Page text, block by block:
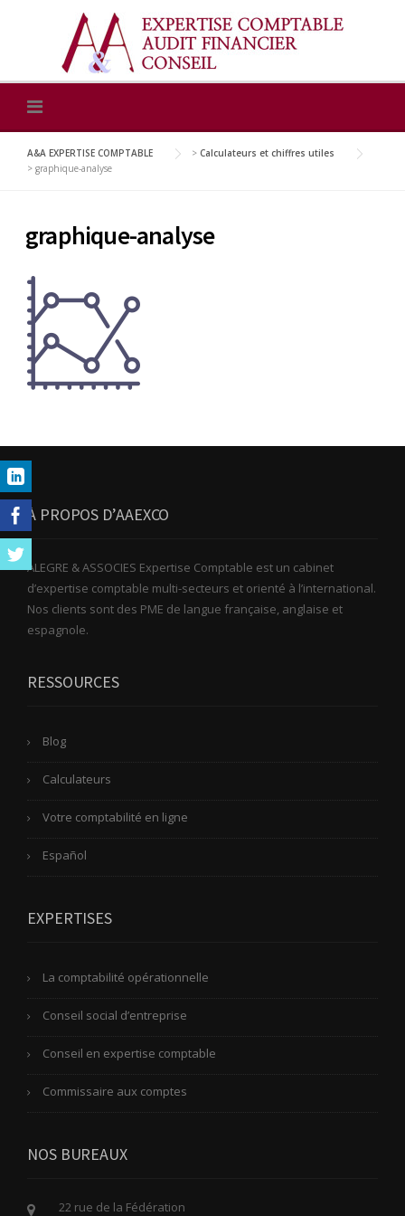
A&A EXPERTISE COMPTABLE > Calculateurs et chiffres utiles
> graphique-analyse
graphique-analyse
À PROPOS D’AAEXCO
ALEGRE & ASSOCIES Expertise Comptable est un cabinet
d’expertise comptable multi-secteurs et orienté à l’international.
Nos clients sont des PME de langue française, anglaise et
espagnole.
RESSOURCES
Blog
Calculateurs
Votre comptabilité en ligne
Español
EXPERTISES
La comptabilité opérationnelle
Conseil social d’entreprise
Conseil en expertise comptable
Commissaire aux comptes
NOS BUREAUX
22 rue de la Fédération